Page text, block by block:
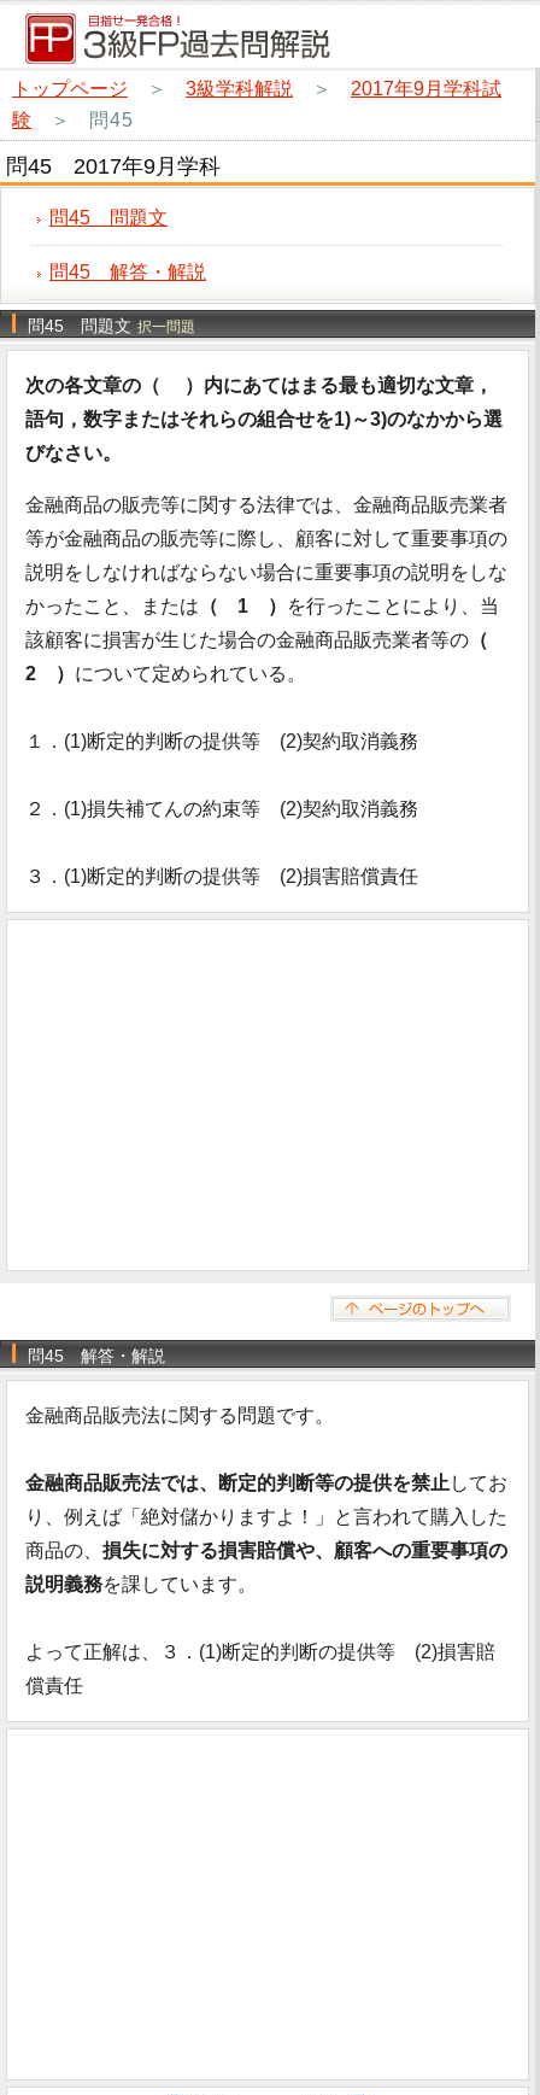
トップページ ＞ 3級学科解説 ＞ 2017年9月学科試
験 ＞ 問45
問45 2017年9月学科
問45 問題文
問45 解答・解説
問45 問題文 択一問題
次の各文章の（ ）内にあてはまる最も適切な文章，
語句，数字またはそれらの組合せを1)～3)のなかから選
びなさい。
金融商品の販売等に関する法律では、金融商品販売業者
等が金融商品の販売等に際し、顧客に対して重要事項の
説明をしなければならない場合に重要事項の説明をしな
かったこと、または （ 1 ）
を行ったことにより、当
該顧客に損害が生じた場合の金融商品販売業者等の （
2 ） について定められている。
１．(1)断定的判断の提供等 (2)契約取消義務
２．(1)損失補てんの約束等 (2)契約取消義務
３．(1)断定的判断の提供等 (2)損害賠償責任
問45 解答・解説
金融商品販売法に関する問題です。
金融商品販売法では、断定的判断等の提供を禁止 してお
り、例えば「絶対儲かりますよ！」と言われて購入した
商品の、 損失に対する損害賠償や、顧客への重要事項の
説明義務を課しています。
よって正解は、３．(1)断定的判断の提供等 (2)損害賠
償責任